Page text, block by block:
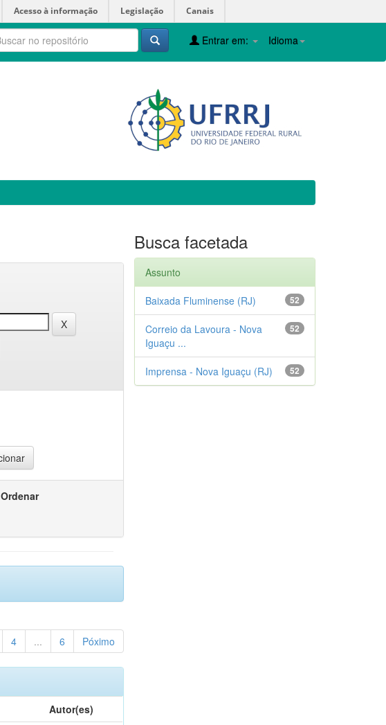
Acesso à informação Legislação Canais
Idioma
Entrar em:
Ordenar
4 ... 6 Póximo
Autor(es)
Busca facetada
Assunto
52
Baixada Fluminense (RJ)
52
Correio da Lavoura - Nova
Iguaçu ...
52
Imprensa - Nova Iguaçu (RJ)